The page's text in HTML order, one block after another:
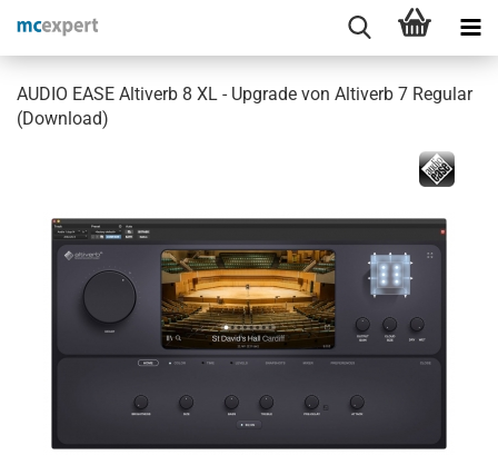
AUDIO EASE Altiverb 8 XL - Upgrade von Altiverb 7 Regular
(Download)